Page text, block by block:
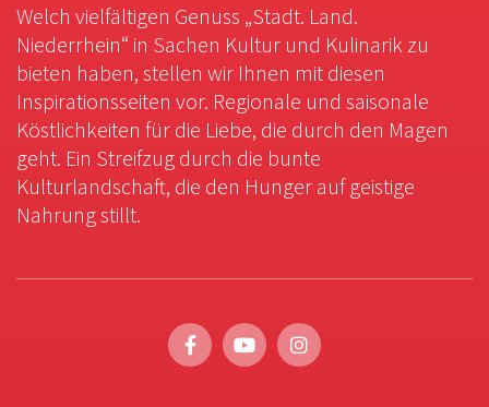
Welch vielfältigen Genuss „Stadt. Land.
Niederrhein“ in Sachen Kultur und Kulinarik zu
bieten haben, stellen wir Ihnen mit diesen
Inspirationsseiten vor. Regionale und saisonale
Köstlichkeiten für die Liebe, die durch den Magen
geht. Ein Streifzug durch die bunte
Kulturlandschaft, die den Hunger auf geistige
Nahrung stillt.